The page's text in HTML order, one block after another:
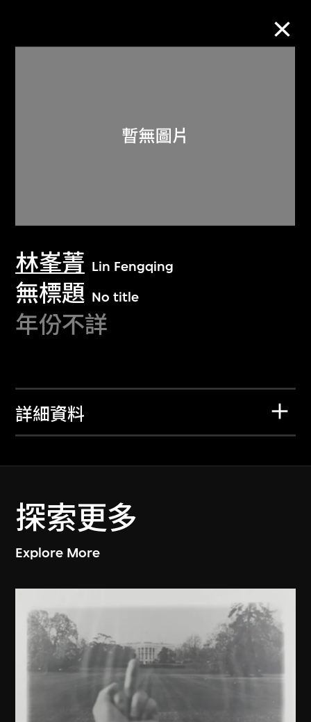
林峯菁 Lin Fengqing
無標題 No title
年份不詳
詳細資料
探索更多
Explore More
關於M+藏品
探索世界頂級的二十及二十一世紀視覺
文化藏品。